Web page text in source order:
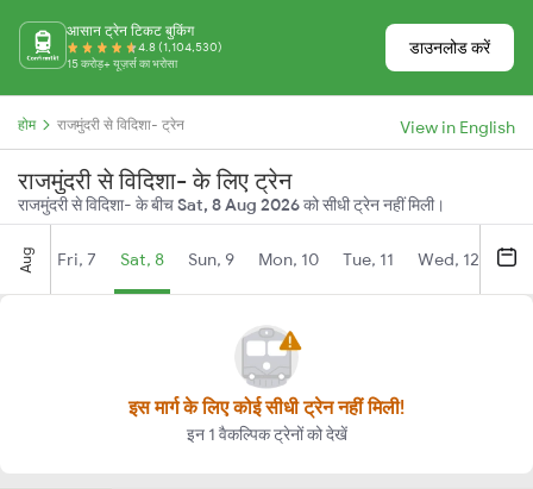
आसान ट्रेन टिकट बुकिंग
4.8 (1,104,530)
15 करोड़+ यूज़र्स का भरोसा
डाउनलोड करें
होम राजमुंदरी से विदिशा- ट्रेन View in English
राजमुंदरी से विदिशा- के लिए ट्रेन
राजमुंदरी से विदिशा- के बीचSat, 8 Aug 2026 को सीधी ट्रेन नहीं मिली।
Aug Fri, 7 Sat, 8 Sun, 9 Mon, 10 Tue, 11 Wed, 12
इस मार्ग के लिए कोई सीधी ट्रेन नहीं मिली!
इन 1 वैकल्पिक ट्रेनों को देखें